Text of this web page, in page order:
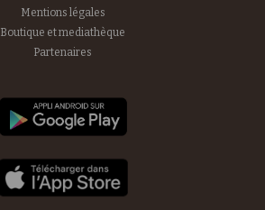
Mentions légales
Boutique et mediathèque
Partenaires